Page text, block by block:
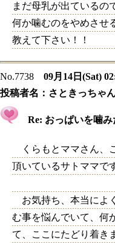
まだ母乳が出ているの
何か噛むのをやめさせ
教えて下さい！！
No.7738
09月14日(Sat)
投稿者名： さときっちゃ
Re: おっぱいを噛
くらもとママさん、
頂いているサトママで
お気持ち、本当によ
む事を悩んでいて、何
て、ここにたどり着き